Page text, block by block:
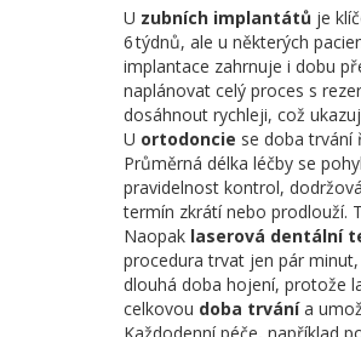
U zubních implantátů je
6 týdnů, ale u některých
implantace zahrnuje i dobu
naplánovat celý proces s
dosáhnout rychleji, což
U ortodoncie se doba trvání
Průměrná délka léčby se
pravidelnost kontrol,
termín zkrátí nebo prodlouží.
Naopak laserová dentální
procedura trvat jen pár
dlouhá doba hojení, protože
celkovou doba trvánía
Každodenní péče, například